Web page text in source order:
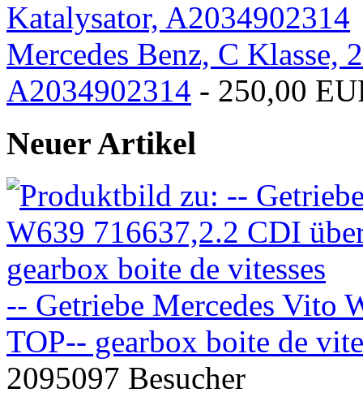
Mercedes Benz, C Klasse,
A2034902314 - 250,00
Neuer Artikel
-- Getriebe Mercedes Vito
TOP-- gearbox boite de
2095097 Besucher